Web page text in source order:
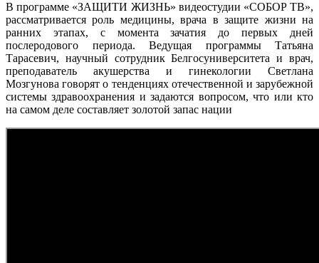
В программе «ЗАЩИТИ ЖИЗНЬ» видеостудии «СОБОР ТВ»,
рассматривается роль медицины, врача в защите жизни на
ранних этапах, с момента зачатия до первых дней
послеродового периода. Ведущая программы Татьяна
Тарасевич, научный сотрудник Белгосуниверситета и врач,
преподаватель акушерства и гинекологии Светлана
Мозгунова говорят о тенденциях отечественной и зарубежной
системы здравоохранения и задаются вопросом, что или кто
на самом деле составляет золотой запас нации